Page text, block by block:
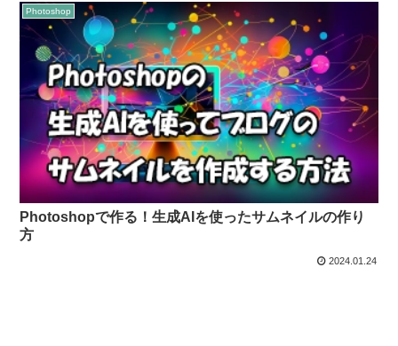
Photoshop
Photoshopで作る！生成AIを使ったサムネイルの作り
方
2024.01.24